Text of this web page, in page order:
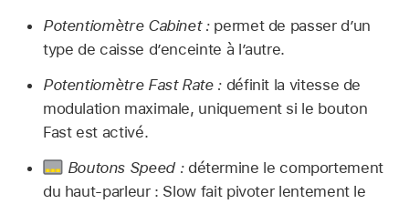
Potentiomètre Cabinet :permet de passer d’un
type de caisse d’enceinte à l’autre.
Potentiomètre Fast Rate :définit la vitesse de
modulation maximale, uniquement si le bouton
Fast est activé.
Boutons Speed : détermine le comportement
du haut-parleur : Slow fait pivoter lentement le